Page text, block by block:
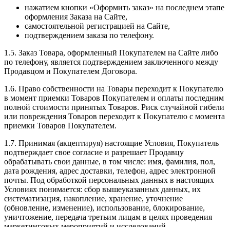
нажатием кнопки «Оформить заказ» на последнем этапе
оформления Заказа на Сайте,
самостоятельной регистрацией на Сайте,
подтверждением заказа по телефону.
1.5. Заказ Товара, оформленный Покупателем на Сайте либо
по телефону, является подтверждением заключенного между
Продавцом и Покупателем Договора.
1.6. Право собственности на Товары переходит к Покупателю
в момент приемки Товаров Покупателем и оплаты последним
полной стоимости принятых Товаров. Риск случайной гибели
или повреждения Товаров переходит к Покупателю с момента
приемки Товаров Покупателем.
1.7. Принимая (акцептируя) настоящие Условия, Покупатель
подтверждает свое согласие и разрешает Продавцу
обрабатывать свои данные, в том числе: имя, фамилия, пол,
дата рождения, адрес доставки, телефон, адрес электронной
почты. Под обработкой персональных данных в настоящих
Условиях понимается: сбор вышеуказанных данных, их
систематизация, накопление, хранение, уточнение
(обновление, изменение), использование, блокирование,
уничтожение, передача третьим лицам в целях проведения